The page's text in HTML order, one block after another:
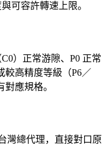
可容許轉速上限。
）正常游隙、P0 正常
較高精度等級（P6／
應規格。
灣總代理，直接對口原